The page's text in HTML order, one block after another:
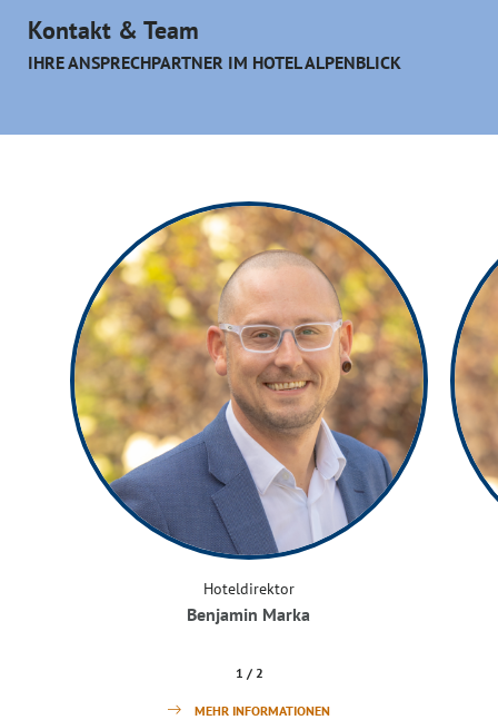
Kontakt & Team
IHRE ANSPRECHPARTNER IM HOTEL ALPENBLICK
Hoteldirektor
Benjamin Marka
1 / 2
MEHR INFORMATIONEN